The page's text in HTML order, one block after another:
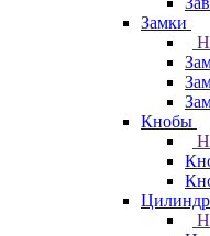
Замки
Кнобы